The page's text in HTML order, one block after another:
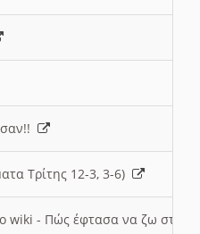
Τρίτης 12-3, 3-6)
wiki - Πώς έφτασα να ζω στην